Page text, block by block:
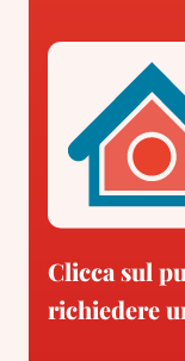
Clicca sul
richiedere